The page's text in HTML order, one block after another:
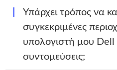
Υπάρχει τρόπος να
συγκεκριμένες
υπολογιστή μου Dell
συντομεύσεις;